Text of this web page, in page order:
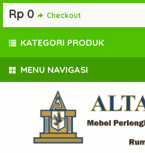
MENU NAVIGASI
Rp 0 Checkout
KATEGORI PRODUK